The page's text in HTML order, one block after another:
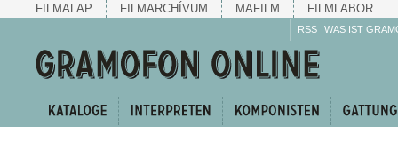
FILMALAP FILMARCHÍVUM MAFILM FILMLABOR
RSS WAS IST